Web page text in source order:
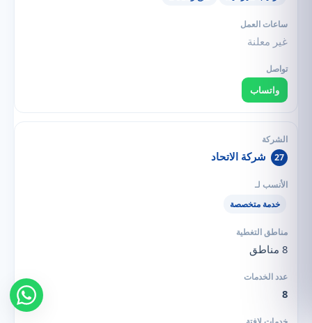
غير معلنة
واتساب
27 شركة الاتحاد
خدمة متخصصة
8 مناطق
8